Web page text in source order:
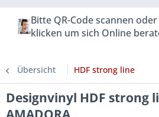
Bitte QR-Code scannen
klicken um sich Online
Übersicht HDF strong line
Designvinyl HDF strong